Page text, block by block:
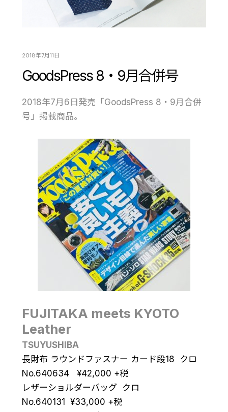
2018年7月11日
GoodsPress 8・9月合併号
2018年7月6日発売「GoodsPress 8・9月合併
号」掲載商品。
FUJITAKA meets KYOTO
Leather
TSUYUSHIBA
長財布 ラウンドファスナー カード段18 クロ
No.640634 ¥42,000 +税
レザーショルダーバッグ クロ
No.640131 ¥33,000 +税